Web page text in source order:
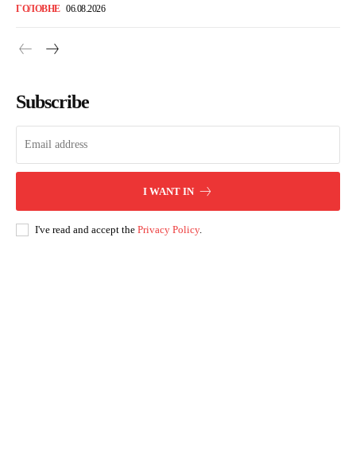
ГОЛОВНЕ 06.08.2026
Subscribe
I WANT IN
I've read and accept the Privacy Policy.